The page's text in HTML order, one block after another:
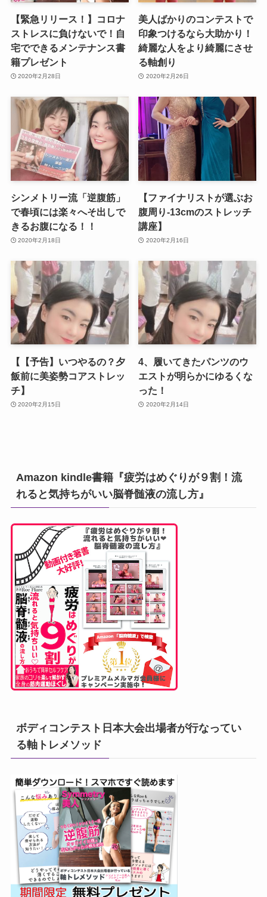
【緊急リリース！】コロナ
ストレスに負けないで！自
宅でできるメンテナンス書
籍プレゼント
2020年2月28日
美人ばかりのコンテストで
印象つけるなら大助かり！
綺麗な人をより綺麗にさせ
る軸創り
2020年2月26日
シンメトリー流「逆腹筋」
で春頃には楽々へそ出しで
きるお腹になる！！
2020年2月18日
【ファイナリストが選ぶお
腹周り-13cmのストレッチ
講座】
2020年2月16日
【【予告】いつやるの？夕
飯前に美姿勢コアストレッ
チ】
2020年2月15日
4、履いてきたパンツのウ
エストが明らかにゆるくな
った！
2020年2月14日
Amazon kindle書籍『疲労はめぐりが９割！流
れると気持ちがいい脳脊髄液の流し方』
ボディコンテスト日本大会出場者が行なってい
る軸トレメソッド